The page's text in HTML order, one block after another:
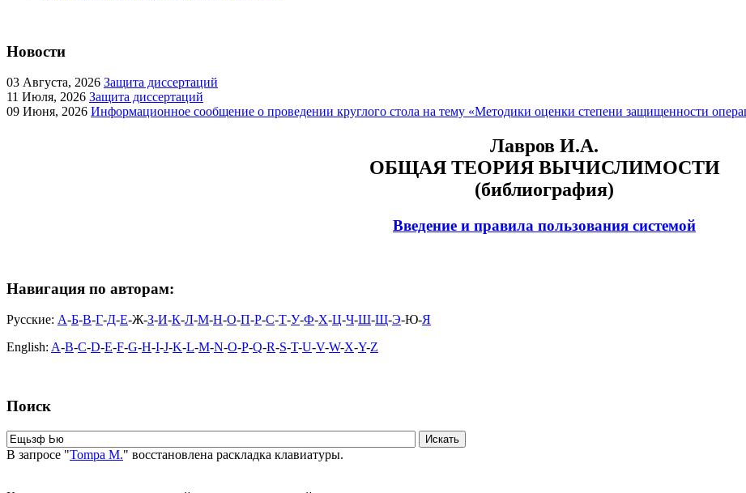
Новости
03 Августа, 2026 Защита диссертаций
11 Июля, 2026 Защита диссертаций
09 Июня, 2026 Информационное сообщение о проведении круглого стола на тему «Методики оценки степени защищенности
Лавров И.А.
ОБЩАЯ ТЕОРИЯ ВЫЧИСЛИМОСТИ
(библиография)
Введение и правила пользования системой
Навигация по авторам:
Русские: А-Б-В-Г-Д-Е-Ж-З-И-К-Л-М-Н-О-П-Р-С-Т-У-Ф-Х-Ц-Ч-Ш-Щ-Э-Ю-Я
English: A-B-C-D-E-F-G-H-I-J-K-L-M-N-O-P-Q-R-S-T-U-V-W-X-Y-Z
Поиск
В запросе "Tompa M." восстановлена раскладка клавиатуры.